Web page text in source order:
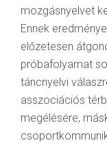
mozgásnyelvet
Ennek
előzetesen
próbafolyamat
táncnyelvi
asszociációs
megélésére,